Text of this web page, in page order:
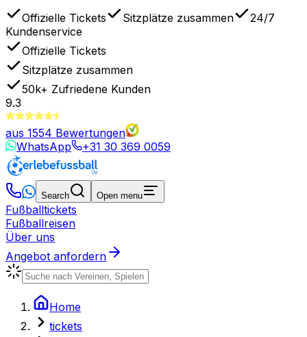
Offizielle Tickets Sitzplätze zusammen
24/7
Kundenservice
Offizielle Tickets
Sitzplätze zusammen
50k+ Zufriedene Kunden
9.3
aus 1554 Bewertungen
WhatsApp
+31 30 369 0059
Search Open menu
Fußballtickets
Fußballreisen
Über uns
Angebot anfordern
Home
tickets